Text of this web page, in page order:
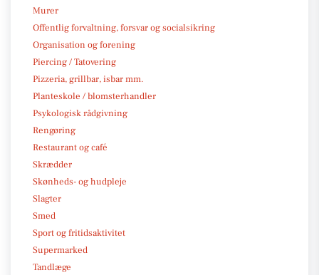
Murer
Offentlig forvaltning, forsvar og socialsikring
Organisation og forening
Piercing / Tatovering
Pizzeria, grillbar, isbar mm.
Planteskole / blomsterhandler
Psykologisk rådgivning
Rengøring
Restaurant og café
Skrædder
Skønheds- og hudpleje
Slagter
Smed
Sport og fritidsaktivitet
Supermarked
Tandlæge